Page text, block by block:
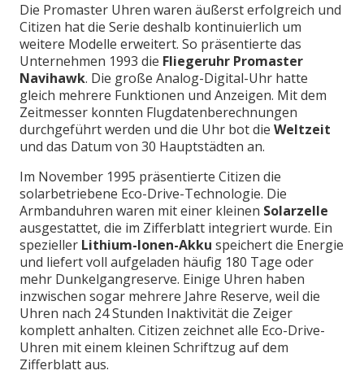
Die Promaster Uhren waren äußerst erfolgreich und
Citizen hat die Serie deshalb kontinuierlich um
weitere Modelle erweitert. So präsentierte das
Unternehmen 1993 die Fliegeruhr Promaster
Navihawk. Die große Analog-Digital-Uhr hatte
gleich mehrere Funktionen und Anzeigen. Mit dem
Zeitmesser konnten Flugdatenberechnungen
durchgeführt werden und die Uhr bot die Weltzeit
und das Datum von 30 Hauptstädten an.
Im November 1995 präsentierte Citizen die
solarbetriebene Eco-Drive-Technologie. Die
Armbanduhren waren mit einer kleinen Solarzelle
ausgestattet, die im Zifferblatt integriert wurde. Ein
spezieller Lithium-Ionen-Akku speichert die Energie
und liefert voll aufgeladen häufig 180 Tage oder
mehr Dunkelgangreserve. Einige Uhren haben
inzwischen sogar mehrere Jahre Reserve, weil die
Uhren nach 24 Stunden Inaktivität die Zeiger
komplett anhalten. Citizen zeichnet alle Eco-Drive-
Uhren mit einem kleinen Schriftzug auf dem
Zifferblatt aus.